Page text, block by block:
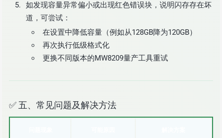
如发现容量异常偏小或出现红色错误块，说明闪存存在坏
道，可尝试：
在设置中降低容量（例如从128GB降为120GB）
再次执行低级格式化
更换不同版本的MW8209量产工具重试
✅ 五、常见问题及解决方法